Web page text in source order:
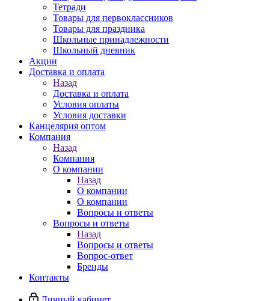
Тетради
Товары для первоклассников
Товары для праздника
Школьные принадлежности
Школьный дневник
Акции
Доставка и оплата
Назад
Доставка и оплата
Условия оплаты
Условия доставки
Канцелярия оптом
Компания
Назад
Компания
О компании
Назад
О компании
О компании
Вопросы и ответы
Вопросы и ответы
Назад
Вопросы и ответы
Вопрос-ответ
Бренды
Контакты